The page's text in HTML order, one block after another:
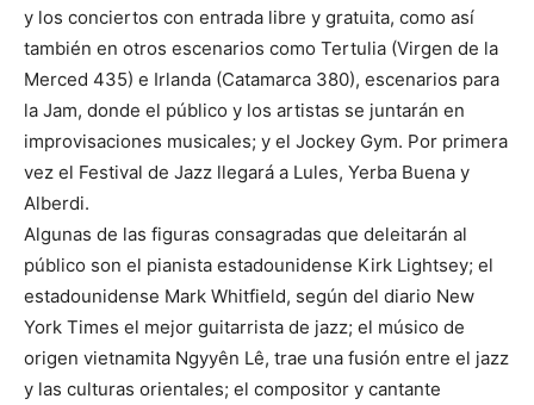
y los conciertos con entrada libre y gratuita, como así
también en otros escenarios como Tertulia (Virgen de la
Merced 435) e Irlanda (Catamarca 380), escenarios para
la Jam, donde el público y los artistas se juntarán en
improvisaciones musicales; y el Jockey Gym. Por primera
vez el Festival de Jazz llegará a Lules, Yerba Buena y
Alberdi.
Algunas de las figuras consagradas que deleitarán al
público son el pianista estadounidense Kirk Lightsey; el
estadounidense Mark Whitfield, según del diario New
York Times el mejor guitarrista de jazz; el músico de
origen vietnamita Ngyyên Lê, trae una fusión entre el jazz
y las culturas orientales; el compositor y cantante